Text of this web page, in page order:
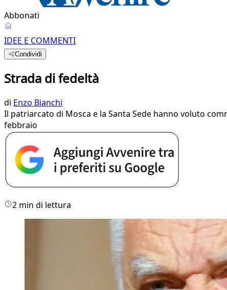
Abbonati
IDEE E COMMENTI
Condividi
Strada di fedeltà
di Enzo Bianchi
Il patriarcato di Mosca e la Santa Sede hanno voluto
febbraio
2 min di lettura